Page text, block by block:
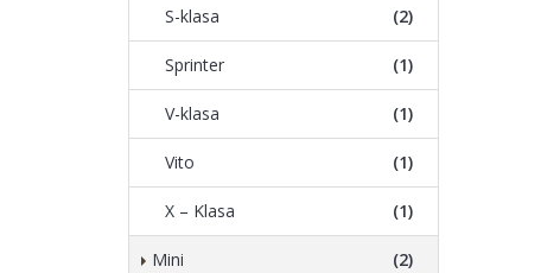
S-klasa (2)
Sprinter (1)
V-klasa (1)
Vito (1)
X – Klasa (1)
Mini (2)